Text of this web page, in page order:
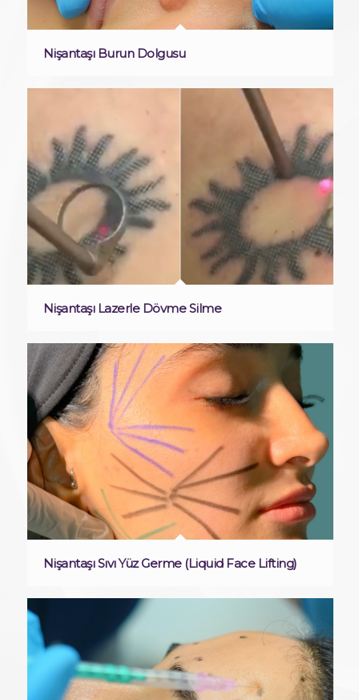
Nişantaşı Burun Dolgusu
Nişantaşı Lazerle Dövme Silme
Nişantaşı Sıvı Yüz Germe (Liquid Face Lifting)